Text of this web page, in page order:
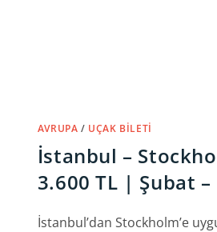
AVRUPA / UÇAK BILETI
İstanbul –
3.600 TL | Şubat
İstanbul’dan Stockholm’e